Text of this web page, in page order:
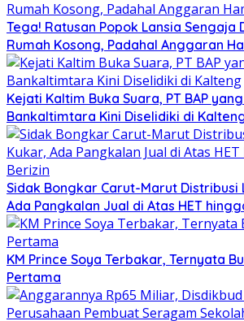
Tega! Ratusan Popok Lansia Sengaja
Rumah Kosong, Padahal Anggaran
Kejati Kaltim Buka Suara, PT BAP
Bankaltimtara Kini Diselidiki di
Sidak Bongkar Carut-Marut Distribusi
Ada Pangkalan Jual di Atas HET
KM Prince Soya Terbakar, Ternyata
Pertama